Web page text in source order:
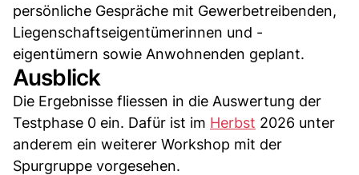
persönliche Gespräche mit Gewerbetreibenden,
Liegenschaftseigentümerinnen und -
eigentümern sowie Anwohnenden geplant.
Ausblick
Die Ergebnisse fliessen in die Auswertung der
Testphase 0 ein. Dafür ist im Herbst 2026 unter
anderem ein weiterer Workshop mit der
Spurgruppe vorgesehen.